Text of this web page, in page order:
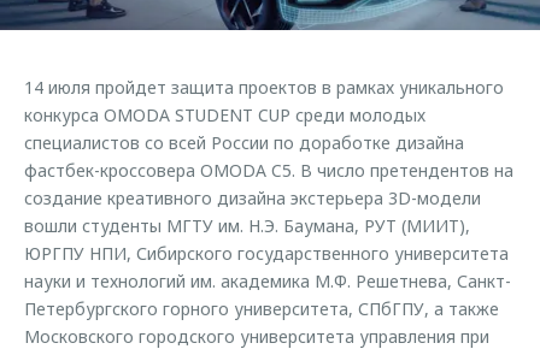
Страхование
Аксессуары
Одежда и сувениры
Оригинальные аксессуары
Запчасти
Трейд-ин
Калькулятор трейд-ин
Клиентская поддержка
Клуб владельцев OMODA
Приложение O&J
Аксессуары
Одежда и сувениры
Оригинальные аксессуары
Запчасти
Обратная связь
14 июля пройдет защита проектов в рамках уникального
конкурса OMODA STUDENT CUP среди молодых
специалистов со всей России по доработке дизайна
фастбек-кроссовера OMODA C5. В число претендентов на
создание креативного дизайна экстерьера 3D-модели
вошли студенты МГТУ им. Н.Э. Баумана, РУТ (МИИТ),
ЮРГПУ НПИ, Сибирского государственного университета
науки и технологий им. академика М.Ф. Решетнева, Санкт-
Петербургского горного университета, СПбГПУ, а также
Московского городского университета управления при